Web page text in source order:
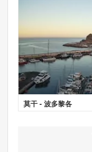
莫干 - 波多黎各